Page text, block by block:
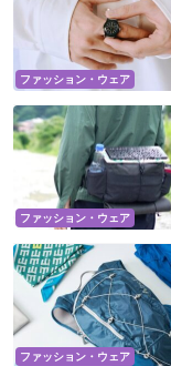
ファッション・ウェア
ファッション・ウェア
ファッション・ウェア